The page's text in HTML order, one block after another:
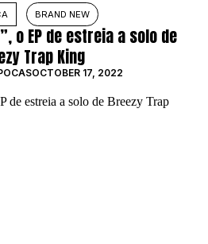
Sobre
SOBRE NÓS
PUBLICIDADE
MARCAS
BRAND NEW
o EP de estreia a solo de
Trap King
OCTOBER 17, 2022